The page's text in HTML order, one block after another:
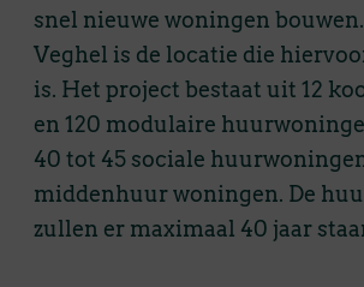
snel nieuwe woningen
Veghel is de locatie die
is. Het project bestaat uit 12
en 120 modulaire
40 tot 45 sociale
middenhuur woningen. De
zullen er maximaal 40 jaar